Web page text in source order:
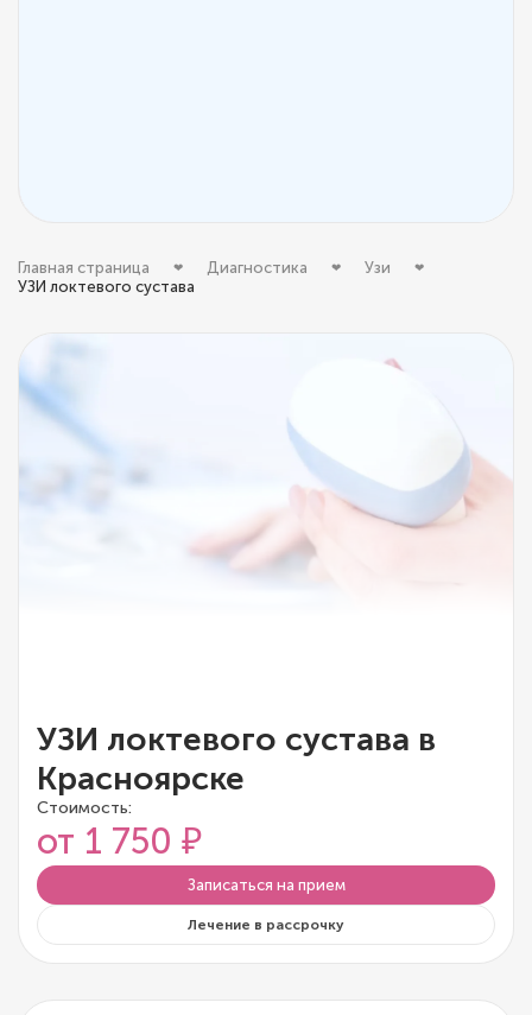
Главная страница Диагностика
Узи
УЗИ локтевого сустава
УЗИ локтевого сустава в
Красноярске
Стоимость:
от 1 750 ₽
Записаться на прием
Лечение в рассрочку